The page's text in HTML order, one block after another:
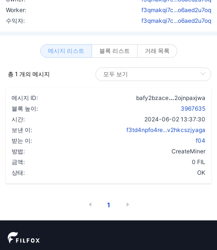
Worker:
f3qmakqi7c...o6aed2u7oq
수익자:
f3qmakqi7c...o6aed2u7oq
메시지 리스트 블록 리스트 거래 목록
총 1 개의 메시지
메시지 ID: bafy2bzace
2ojnpaxjwa
블록 높이:
3967635
시간:
2024-06-02 13:37:30
보낸 이:
f3td4npfo4re...v2hkcszjyaga
받는 이:
f04
방법:
CreateMiner
금액:
0 FIL
상태:
OK
1